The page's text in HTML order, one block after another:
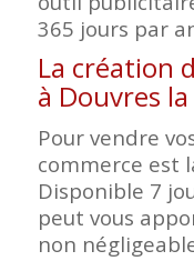
365 jours par
La création
à Douvres
Pour vendre
commerce est
Disponible 7
peut vous
non